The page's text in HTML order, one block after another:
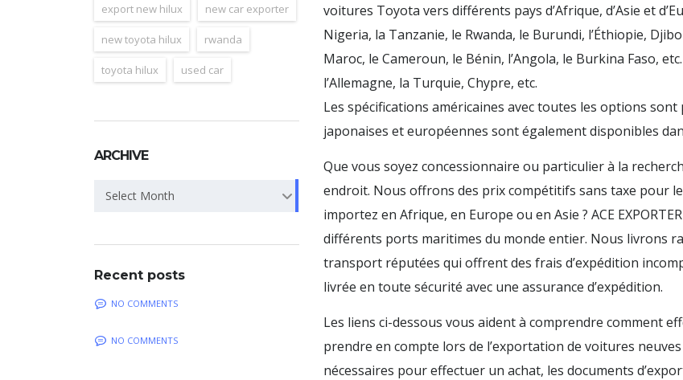
export new hilux new car exporter
new toyota hilux rwanda
toyota hilux used car
ARCHIVE
Archive
Select Month
Recent posts
NO COMMENTS
NO COMMENTS
voitures Toyota vers différents pays d’Afrique, d’Asie et
Nigeria, la Tanzanie, le Rwanda, le Burundi, l’Éthiopie,
Maroc, le Cameroun, le Bénin, l’Angola, le Burkina Faso,
l’Allemagne, la Turquie, Chypre, etc.
Les spécifications américaines avec toutes les options
japonaises et européennes sont également disponibles
Que vous soyez concessionnaire ou particulier à la
endroit. Nous offrons des prix compétitifs sans taxe pour
importez en Afrique, en Europe ou en Asie ? ACE
différents ports maritimes du monde entier. Nous livrons
transport réputées qui offrent des frais d’expédition
livrée en toute sécurité avec une assurance d’expédition.
Les liens ci-dessous vous aident à comprendre comment
prendre en compte lors de l’exportation de voitures
nécessaires pour effectuer un achat, les documents